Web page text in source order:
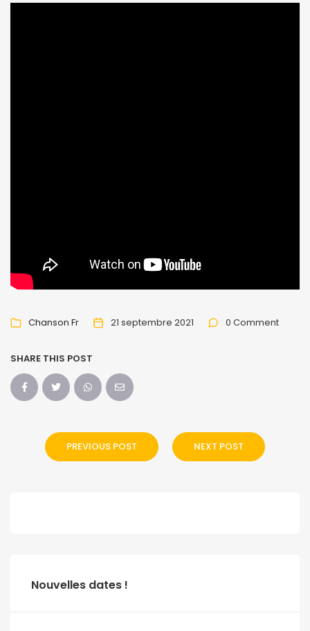
Chanson Fr 21 septembre 2021 0 Comment
SHARE THIS POST
PREVIOUS POST NEXT POST
Nouvelles dates !